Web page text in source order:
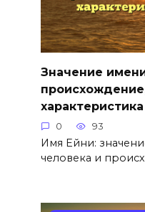
Значение
0 93
Имя Ейни:
человека и